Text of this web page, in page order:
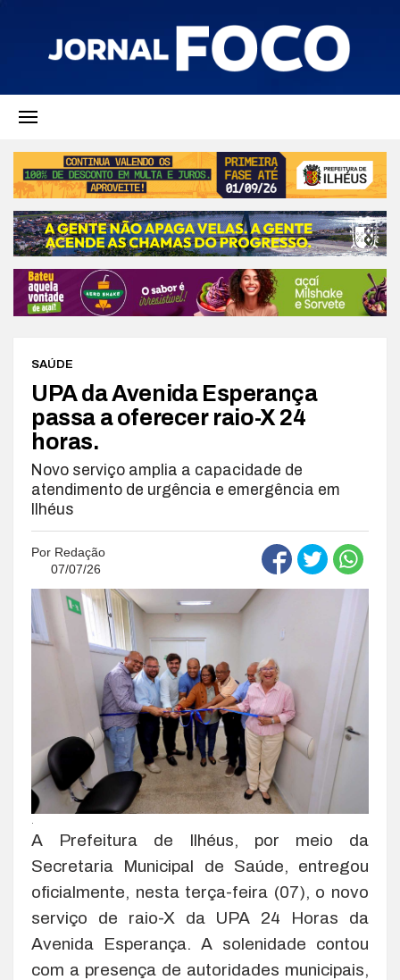
SAÚDE
UPA da Avenida Esperança
passa a oferecer raio-X 24
horas.
Novo serviço amplia a capacidade de
atendimento de urgência e emergência em
Ilhéus
Por Redação
07/07/26
A Prefeitura de Ilhéus, por meio da
Secretaria Municipal de Saúde, entregou
oficialmente, nesta terça-feira (07), o novo
serviço de raio-X da UPA 24 Horas da
Avenida Esperança. A solenidade contou
com a presença de autoridades municipais,